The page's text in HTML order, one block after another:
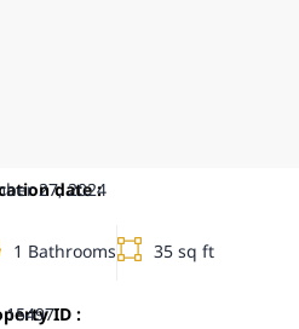
date :
27, 2024
1 Bathrooms 35 sq ft
ID :
15497